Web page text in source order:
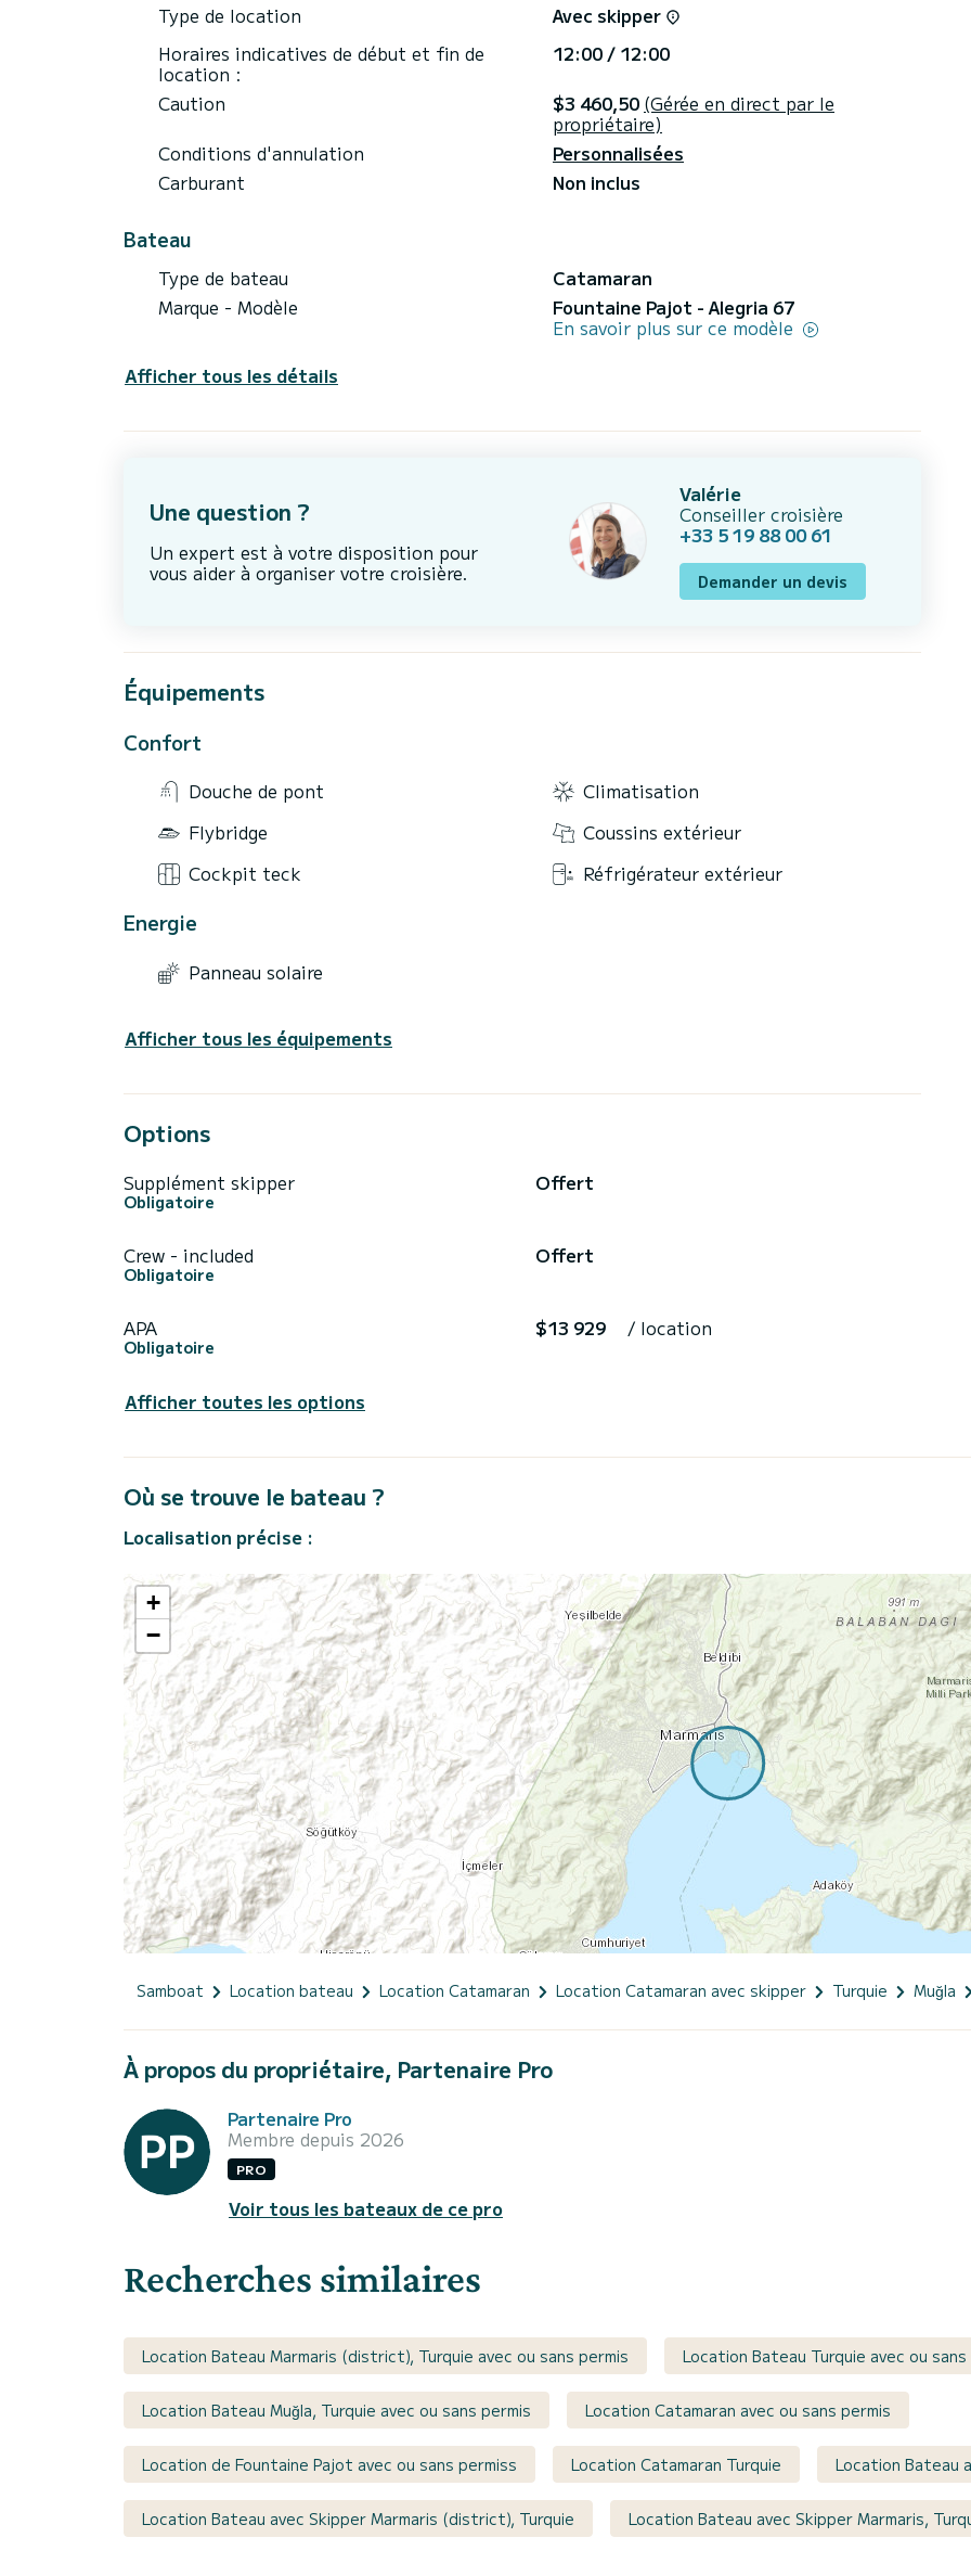
Les demandes de réservation et devis sont gérées directement par SamBoat. Vous obtiendrez
Type de location
Avec skipper
Horaires indicatives de début et fin de
location :
12:00 / 12:00
Caution
$3 460,50 (Gérée en direct par le
propriétaire)
Conditions d'annulation
Personnalisées
Carburant
Non inclus
Bateau
Type de bateau
Catamaran
Marque - Modèle
Fountaine Pajot - Alegria 67
En savoir plus sur ce modèle
Afficher tous les détails
Une question ?
Un expert est à votre disposition pour
vous aider à organiser votre croisière.
Valérie
Conseiller croisière
+33 5 19 88 00 61
Demander un devis
Équipements
Confort
Douche de pont
Climatisation
Flybridge
Coussins extérieur
Cockpit teck
Réfrigérateur extérieur
Energie
Panneau solaire
Afficher tous les équipements
Options
Supplément skipper
Obligatoire
Offert
Crew - included
Obligatoire
Offert
APA
Obligatoire
$13 929 / location
Afficher toutes les options
Où se trouve le bateau ?
Localisation précise :
+
−
Samboat Location bateau Location Catamaran Location Catamaran avec skipper Turquie Muğla
À propos du propriétaire, Partenaire Pro
Partenaire Pro
Membre depuis 2026
PRO
Voir tous les bateaux de ce pro
Recherches similaires
Location Bateau Marmaris (district), Turquie avec ou sans permis Location Bateau Turquie avec ou sans
Location Bateau Muğla, Turquie avec ou sans permis Location Catamaran avec ou sans permis
Location de Fountaine Pajot avec ou sans permiss Location Catamaran Turquie Location Bateau
Location Bateau avec Skipper Marmaris (district), Turquie Location Bateau avec Skipper Marmaris,